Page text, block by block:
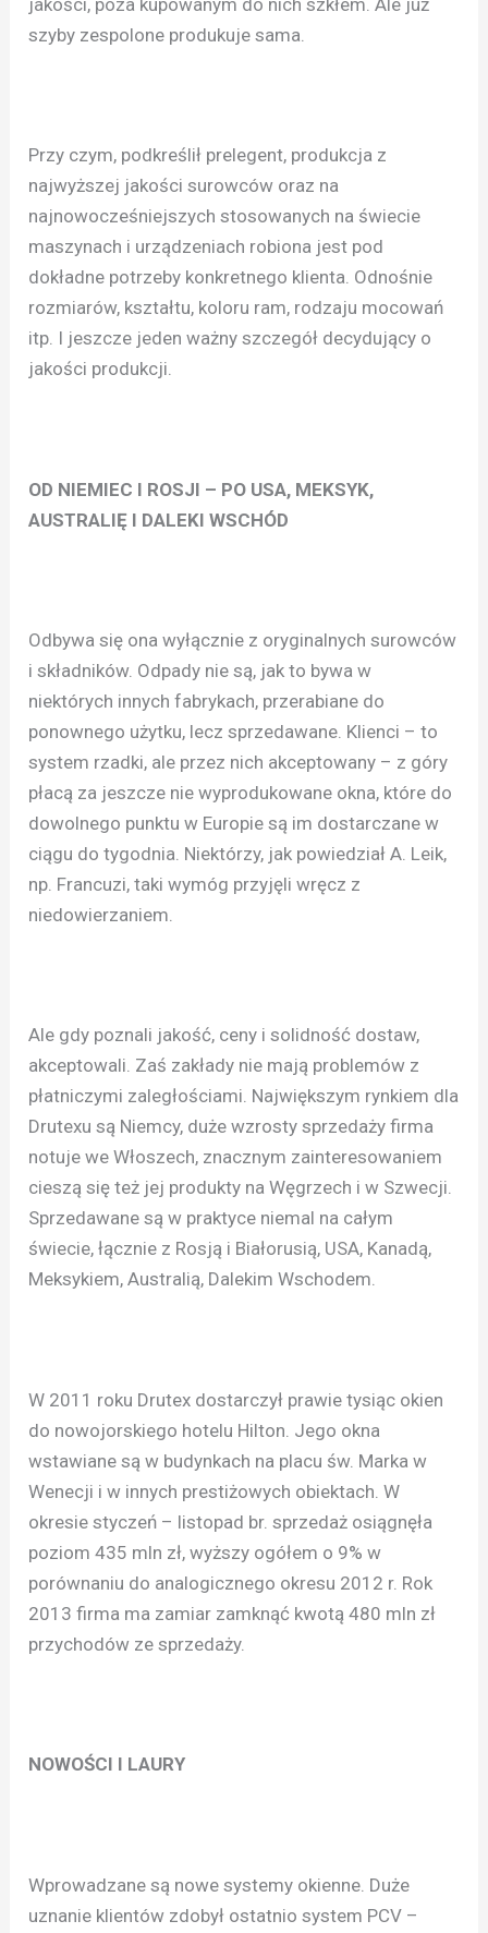
szyby zespolone produkuje sama.
Przy czym, podkreślił prelegent, produkcja z
najwyższej jakości surowców oraz na
najnowocześniejszych stosowanych na świecie
maszynach i urządzeniach robiona jest pod
dokładne potrzeby konkretnego klienta. Odnośnie
rozmiarów, kształtu, koloru ram, rodzaju mocowań
itp. I jeszcze jeden ważny szczegół decydujący o
jakości produkcji.
OD NIEMIEC I ROSJI – PO USA, MEKSYK,
AUSTRALIĘ I DALEKI WSCHÓD
Odbywa się ona wyłącznie z oryginalnych surowców
i składników. Odpady nie są, jak to bywa w
niektórych innych fabrykach, przerabiane do
ponownego użytku, lecz sprzedawane. Klienci – to
system rzadki, ale przez nich akceptowany – z góry
płacą za jeszcze nie wyprodukowane okna, które do
dowolnego punktu w Europie są im dostarczane w
ciągu do tygodnia. Niektórzy, jak powiedział A. Leik,
np. Francuzi, taki wymóg przyjęli wręcz z
niedowierzaniem.
Ale gdy poznali jakość, ceny i solidność dostaw,
akceptowali. Zaś zakłady nie mają problemów z
płatniczymi zaległościami. Największym rynkiem dla
Drutexu są Niemcy, duże wzrosty sprzedaży firma
notuje we Włoszech, znacznym zainteresowaniem
cieszą się też jej produkty na Węgrzech i w Szwecji.
Sprzedawane są w praktyce niemal na całym
świecie, łącznie z Rosją i Białorusią, USA, Kanadą,
Meksykiem, Australią, Dalekim Wschodem.
W 2011 roku Drutex dostarczył prawie tysiąc okien
do nowojorskiego hotelu Hilton. Jego okna
wstawiane są w budynkach na placu św. Marka w
Wenecji i w innych prestiżowych obiektach. W
okresie styczeń – listopad br. sprzedaż osiągnęła
poziom 435 mln zł, wyższy ogółem o 9% w
porównaniu do analogicznego okresu 2012 r. Rok
2013 firma ma zamiar zamknąć kwotą 480 mln zł
przychodów ze sprzedaży.
NOWOŚCI I LAURY
Wprowadzane są nowe systemy okienne. Duże
uznanie klientów zdobył ostatnio system PCV –